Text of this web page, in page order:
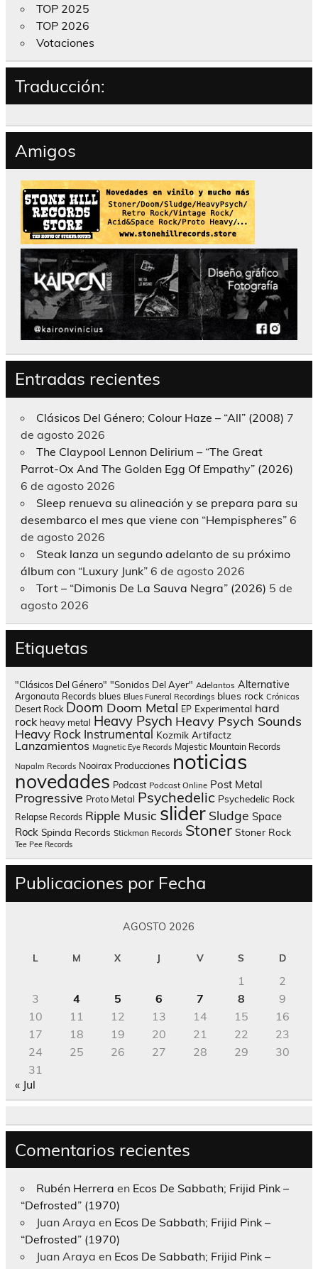
TOP 2025
TOP 2026
Votaciones
Traducción:
Amigos
Entradas recientes
Clásicos Del Género; Colour Haze – “All” (2008) 7
de agosto 2026
The Claypool Lennon Delirium – “The Great
Parrot-Ox And The Golden Egg Of Empathy” (2026)
6 de agosto 2026
Sleep renueva su alineación y se prepara para su
desembarco el mes que viene con “Hempispheres” 6
de agosto 2026
Steak lanza un segundo adelanto de su próximo
álbum con “Luxury Junk” 6 de agosto 2026
Tort – “Dimonis De La Sauva Negra” (2026) 5 de
agosto 2026
Etiquetas
"Clásicos Del Género" "Sonidos Del Ayer" Adelantos Alternative
Argonauta Records blues Blues Funeral Recordings blues rock Crónicas
Desert Rock Doom Doom Metal EP Experimental hard
rock heavy metal Heavy Psych Heavy Psych Sounds
Heavy Rock Instrumental Kozmik Artifactz
Lanzamientos Magnetic Eye Records Majestic Mountain Records
Napalm Records Nooirax Producciones noticias
novedades Podcast Podcast Online Post Metal
Progressive Proto Metal Psychedelic Psychedelic Rock
Relapse Records Ripple Music slider Sludge Space
Rock Spinda Records Stickman Records Stoner Stoner Rock
Tee Pee Records
Publicaciones por Fecha
AGOSTO 2026
L M X J V S D
1
2
3
4 5 6 7 8
9
10
11 12 13 14 15
16
17
18 19 20 21 22
23
24
25 26 27 28 29
30
31
« Jul
Comentarios recientes
Rubén Herrera en Ecos De Sabbath; Frijid Pink –
“Defrosted” (1970)
Juan Araya en Ecos De Sabbath; Frijid Pink –
“Defrosted” (1970)
Juan Araya en Ecos De Sabbath; Frijid Pink –